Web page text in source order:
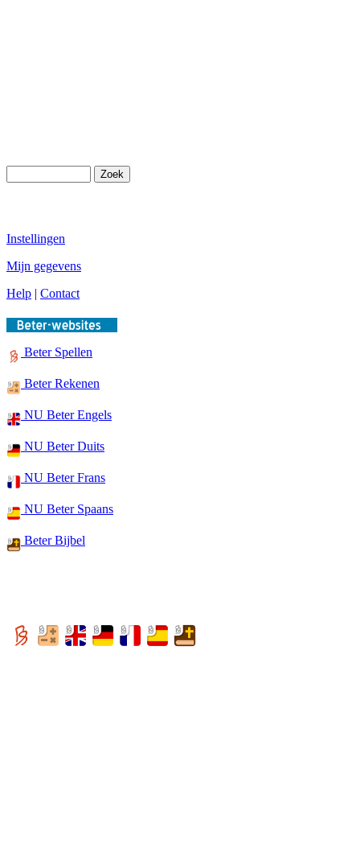
Instellingen
Mijn gegevens
Help | Contact
Beter Spellen
Beter Rekenen
NU Beter Engels
NU Beter Duits
NU Beter Frans
NU Beter Spaans
Beter Bijbel